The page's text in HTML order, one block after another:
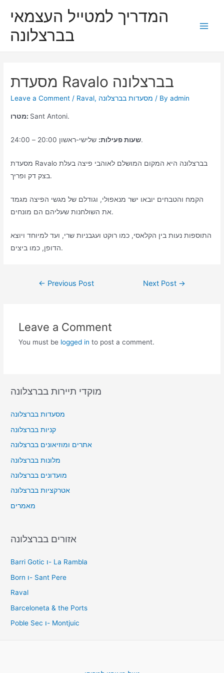
content
המדריך למטייל העצמאי
בברצלונה
מסעדת Ravalo בברצלונה
Leave a Comment / Raval, מסעדות בברצלונה / Byadmin
מטרו: Sant Antoni.
שעות פעילות:שלישי-ראשון 20:00 – 24:00.
מסעדת Ravalo בברצלונה היא המקום המושלם לאוהבי פיצה בעלת
בצק דק ופריך.
הקמח והטבחים יובאו ישר מנאפולי, וגודלם של מגשי הפיצה מגמד
את השולחנות שעליהם הם מונחים.
התוספות נעות בין הקלאסי, כמו רוקט ועגבניות שרי, ועד למיוחד ויוצא
הדופן, כמו ביצים.
Post← Previous Post Next Post →
Leave a Comment
You must be logged in to post a comment.
מוקדי תיירות בברצלונה
מסעדות בברצלונה
קניות בברצלונה
אתרים ומוזיאונים בברצלונה
מלונות בברצלונה
מועדונים בברצלונה
אטרקציות בברצלונה
מאמרים
אזורים בברצלונה
Barri Gotic ו- La Rambla
Born ו- Sant Pere
Raval
Barceloneta & the Ports
Poble Sec ו- Montjuic